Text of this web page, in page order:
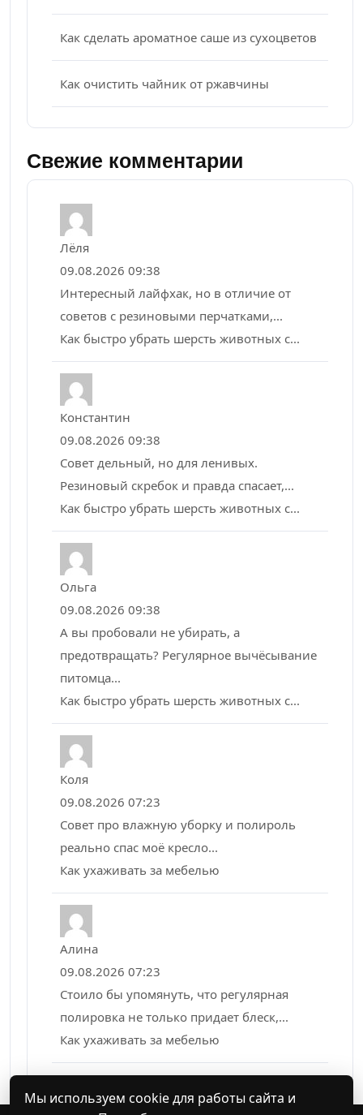
Как сделать ароматное саше из сухоцветов
Как очистить чайник от ржавчины
Свежие комментарии
Лёля
09.08.2026 09:38
Интересный лайфхак, но в отличие от
советов с резиновыми перчатками,...
Как быстро убрать шерсть животных с...
Константин
09.08.2026 09:38
Совет дельный, но для ленивых.
Резиновый скребок и правда спасает,...
Как быстро убрать шерсть животных с...
Ольга
09.08.2026 09:38
А вы пробовали не убирать, а
предотвращать? Регулярное вычёсывание
питомца...
Как быстро убрать шерсть животных с...
Коля
09.08.2026 07:23
Совет про влажную уборку и полироль
реально спас моё кресло...
Как ухаживать за мебелью
Алина
09.08.2026 07:23
Стоило бы упомянуть, что регулярная
полировка не только придает блеск,...
Как ухаживать за мебелью
Мы используем cookie для работы сайта и